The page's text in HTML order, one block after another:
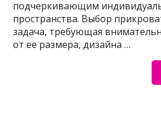
подчеркивающим
пространства. Выбор
задача, требующая
от ее размера, дизайна …